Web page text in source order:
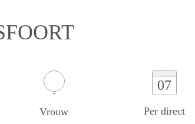
Vrouw
07
Per direct